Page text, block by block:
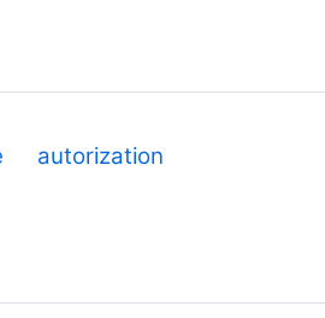
autorization